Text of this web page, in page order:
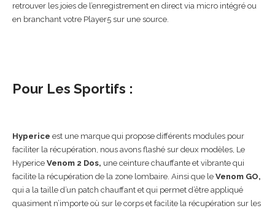
retrouver les joies de l’enregistrement en direct via micro intégré ou
en branchant votre Player5 sur une source.
Pour Les Sportifs :
Hyperice est une marque qui propose différents modules pour
faciliter la récupération, nous avons flashé sur deux modèles, Le
Hyperice Venom 2 Dos, une ceinture chauffante et vibrante qui
facilite la récupération de la zone lombaire. Ainsi que le Venom GO,
qui a la taille d’un patch chauffant et qui permet d’être appliqué
quasiment n’importe où sur le corps et facilite la récupération sur les